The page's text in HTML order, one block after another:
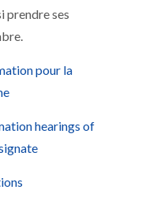
prendre ses
pour la
hearings of